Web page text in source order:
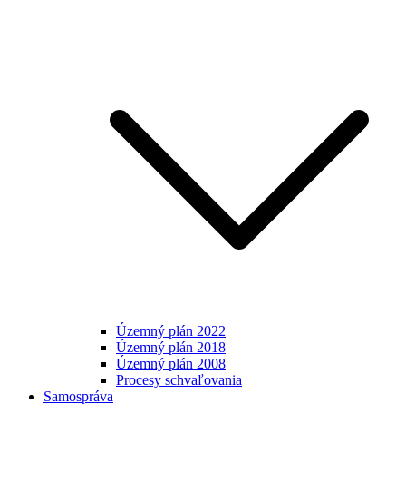
Územný plán 2022
Územný plán 2018
Územný plán 2008
Procesy schvaľovania
Samospráva